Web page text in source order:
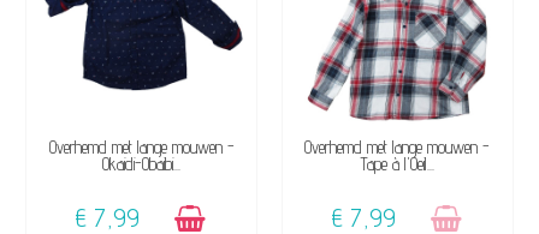
BESCHIKBAAR
Overhemd met lange mouwen -
Okaidi-Obaibi...
€ 7,99
NIET OP VOORRAAD
Overhemd met lange mouwen -
Tape à l'Oeil...
€ 7,99